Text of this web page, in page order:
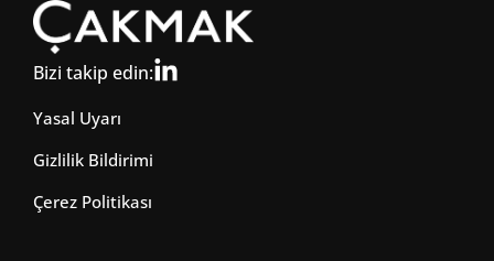
Bizi takip edin:
Yasal Uyarı
Gizlilik Bildirimi
Çerez Politikası